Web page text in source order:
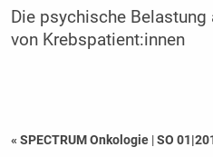
Die psychische
von Krebspatient:innen
« SPECTRUM Onkologie |SO